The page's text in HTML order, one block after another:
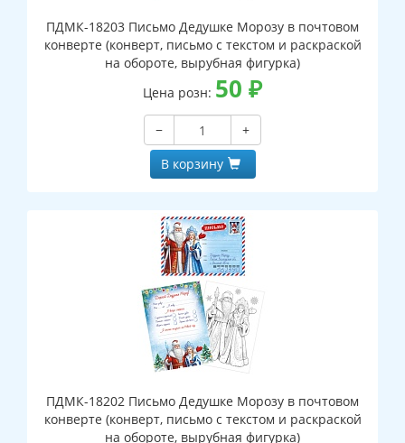
ПДМК-18203 Письмо Дедушке Морозу в почтовом
конверте (конверт, письмо с текстом и раскраской
на обороте, вырубная фигурка)
Цена розн: 50 ₽
−
+
В корзину
ПДМК-18202 Письмо Дедушке Морозу в почтовом
конверте (конверт, письмо с текстом и раскраской
на обороте, вырубная фигурка)